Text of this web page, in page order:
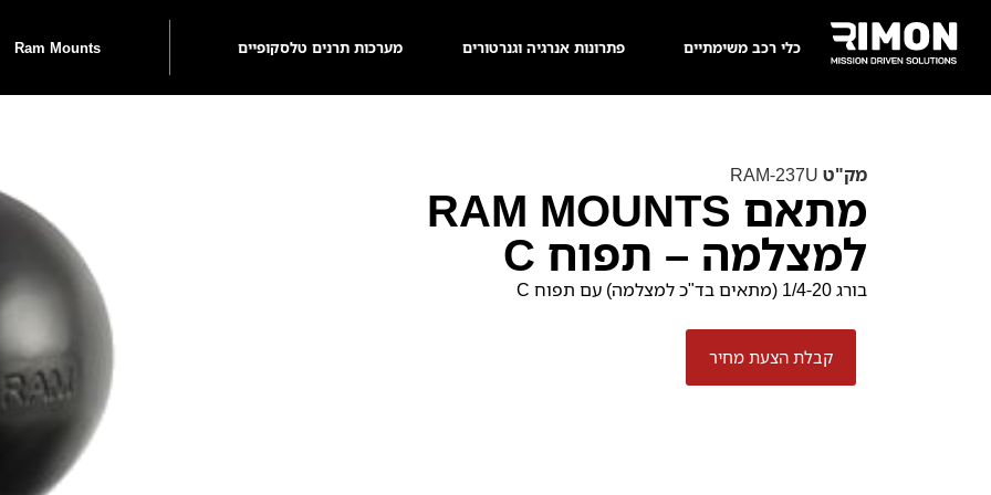
כלי רכב משימתיים פתרונות אנרגיה וגנרטורים מערכות תרנים טלסקופיים Ram Mounts
מק"ט RAM-237U
מתאם RAM MOUNTS
למצלמה – תפוח C
בורג 1/4-20 (מתאים בד"כ למצלמה) עם תפוח C
קבלת הצעת מחיר